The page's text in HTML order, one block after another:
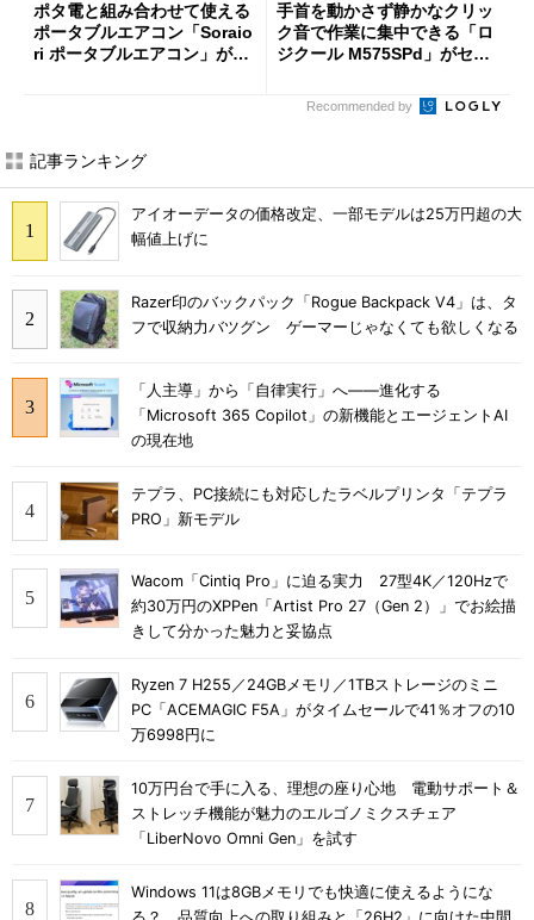
ポタ電と組み合わせて使える
ポータブルエアコン「Soraio
ri ポータブルエアコン」がセ
手首を動かさず静かなクリッ
ク音で作業に集中できる「ロ
ジクール M575SPd」がセー
Recommended by
記事ランキング
アイオーデータの価格改定、一部モデルは25万円超の大
幅値上げに
Razer印のバックパック「Rogue Backpack V4」は、タ
フで収納力バツグン ゲーマーじゃなくても欲しくなる
「人主導」から「自律実行」へ――進化する
「Microsoft 365 Copilot」の新機能とエージェントAI
の現在地
テプラ、PC接続にも対応したラベルプリンタ「テプラ
PRO」新モデル
Wacom「Cintiq Pro」に迫る実力 27型4K／120Hzで
約30万円のXPPen「Artist Pro 27（Gen 2）」でお絵描
きして分かった魅力と妥協点
Ryzen 7 H255／24GBメモリ／1TBストレージのミニ
PC「ACEMAGIC F5A」がタイムセールで41％オフの10
万6998円に
10万円台で手に入る、理想の座り心地 電動サポート＆
ストレッチ機能が魅力のエルゴノミクスチェア
「LiberNovo Omni Gen」を試す
Windows 11は8GBメモリでも快適に使えるようにな